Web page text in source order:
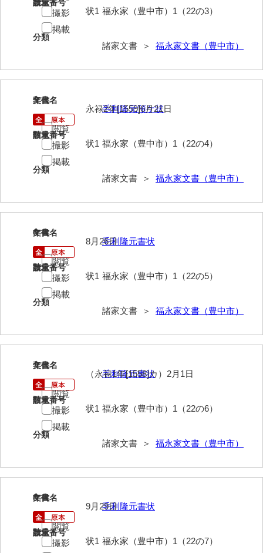
宇野家文書
浦家文書
江浪家文書
惠本家文書
恵良宏収集文書
相木家文書
大谷家文書
大中家文書
大中家文書（神奈川県）
大野毛利家文書
大村益次郎文書
岡家文書（福栄村）
岡家文書（周南市）
岡田家文書（徳地町）
岡田家文書（萩市）
岡田学収集史料
岡本家文書（島根県）
岡本家文書（周防大島町）
請求番号
福永家（豊中市）1（22の3）
分類
諸家文書 ＞ 福永家文書（豊中市）
数量
状1
撮影
掲載
5
文書名
毛利隆元預ケ状
請求番号
福永家（豊中市）1（22の4）
分類
諸家文書 ＞ 福永家文書（豊中市）
年代
永禄2年[1559]6月21日
数量
状1
閲覧
撮影
掲載
6
文書名
毛利隆元書状
請求番号
福永家（豊中市）1（22の5）
分類
諸家文書 ＞ 福永家文書（豊中市）
年代
8月26日
数量
状1
閲覧
撮影
掲載
7
文書名
毛利隆元書状
請求番号
福永家（豊中市）1（22の6）
分類
諸家文書 ＞ 福永家文書（豊中市）
年代
（永禄1年[1558]カ）2月1日
数量
状1
閲覧
撮影
掲載
8
文書名
毛利隆元書状
請求番号
福永家（豊中市）1（22の7）
年代
9月29日
数量
状1
閲覧
撮影